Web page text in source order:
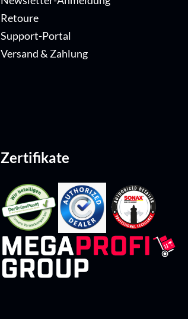
Retoure
Support-Portal
Versand & Zahlung
Zertifikate